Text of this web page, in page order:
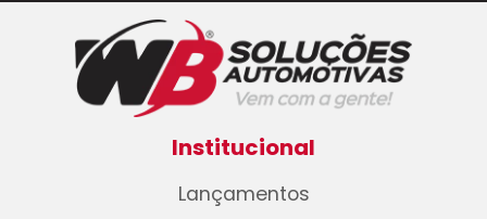
Institucional
Lançamentos